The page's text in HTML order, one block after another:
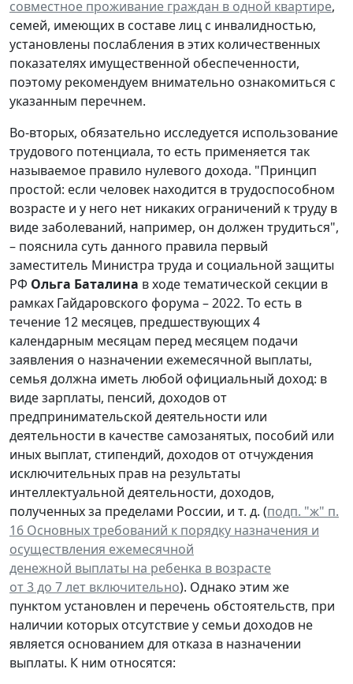
совместное проживание граждан в одной квартире,
семей, имеющих в составе лиц с инвалидностью,
установлены послабления в этих количественных
показателях имущественной обеспеченности,
поэтому рекомендуем внимательно ознакомиться с
указанным перечнем.
Во-вторых, обязательно исследуется использование
трудового потенциала, то есть применяется так
называемое правило нулевого дохода. "Принцип
простой: если человек находится в трудоспособном
возрасте и у него нет никаких ограничений к труду в
виде заболеваний, например, он должен трудиться",
– пояснила суть данного правила первый
заместитель Министра труда и социальной защиты
РФ Ольга Баталина в ходе тематической секции в
рамках Гайдаровского форума – 2022. То есть в
течение 12 месяцев, предшествующих 4
календарным месяцам перед месяцем подачи
заявления о назначении ежемесячной выплаты,
семья должна иметь любой официальный доход: в
виде зарплаты, пенсий, доходов от
предпринимательской деятельности или
деятельности в качестве самозанятых, пособий или
иных выплат, стипендий, доходов от отчуждения
исключительных прав на результаты
интеллектуальной деятельности, доходов,
полученных за пределами России, и т. д. (подп. "ж" п.
16 Основных требований к порядку назначения и
осуществления ежемесячной
денежной выплаты на ребенка в возрасте
от 3 до 7 лет включительно). Однако этим же
пунктом установлен и перечень обстоятельств, при
наличии которых отсутствие у семьи доходов не
является основанием для отказа в назначении
выплаты. К ним относятся: